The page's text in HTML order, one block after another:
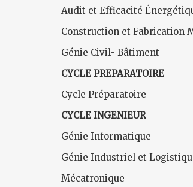
Audit et Efficacité
Construction et Fabrication
Génie Civil- Bâtiment
CYCLE PREPARATOIRE
Cycle Préparatoire
CYCLE INGENIEUR
Génie Informatique
Génie Industriel et
Mécatronique